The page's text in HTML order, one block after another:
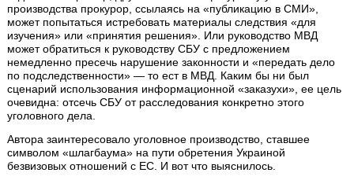
производства прокурор, ссылаясь на «публикацию в СМИ»,
может попытаться истребовать материалы следствия «для
изучения» или «принятия решения». Или руководство МВД
может обратиться к руководству СБУ с предложением
немедленно пресечь нарушение законности и «передать дело
по подследственности» — то ест в МВД. Каким бы ни был
сценарий использования информационной «заказухи», ее цель
очевидна: отсечь СБУ от расследования конкретно этого
уголовного дела.
Автора заинтересовало уголовное производство, ставшее
символом «шлагбаума» на пути обретения Украиной
безвизовых отношений с ЕС. И вот что выяснилось.